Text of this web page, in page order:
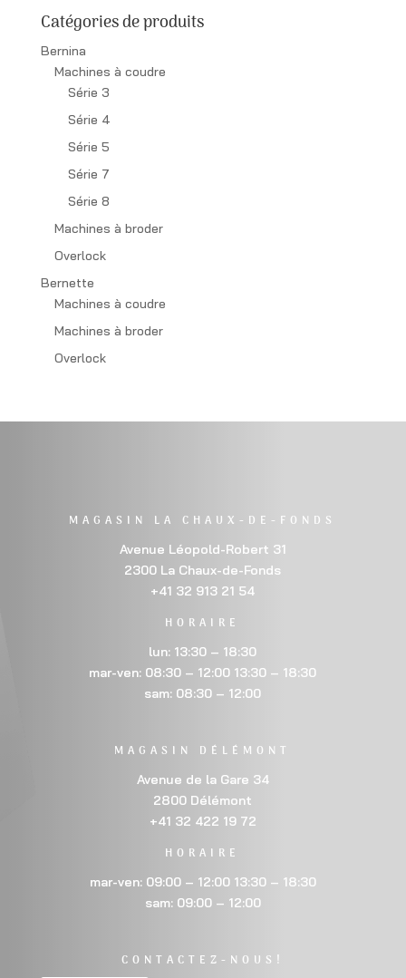
Catégories de produits
Bernina
Machines à coudre
Série 3
Série 4
Série 5
Série 7
Série 8
Machines à broder
Overlock
Bernette
Machines à coudre
Machines à broder
Overlock
MAGASIN LA CHAUX-DE-FONDS
Avenue Léopold-Robert 31
2300 La Chaux-de-Fonds
+41 32 913 21 54
HORAIRE
lun: 13:30 – 18:30
mar-ven: 08:30 – 12:00 13:30 – 18:30
sam: 08:30 – 12:00
MAGASIN DÉLÉMONT
Avenue de la Gare 34
2800 Délémont
+41 32 422 19 72
HORAIRE
mar-ven: 09:00 – 12:00 13:30 – 18:30
sam: 09:00 – 12:00
CONTACTEZ-NOUS!